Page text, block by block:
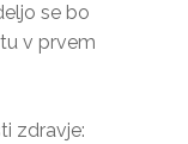
se bo
v prvem
zdravje: